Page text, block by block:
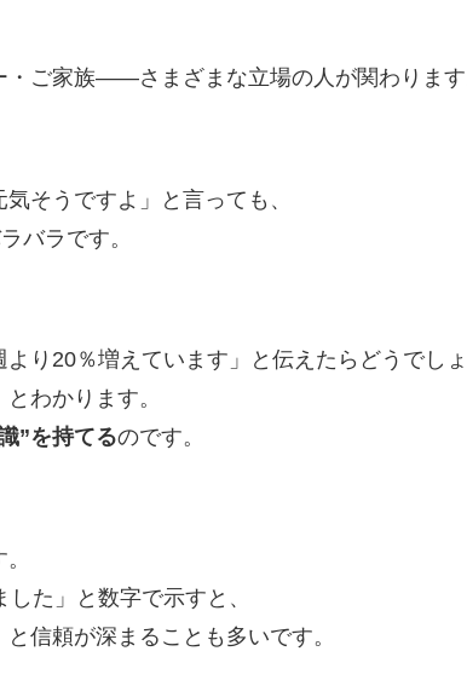
ご家族——さまざまな立場の人が関わります
そうですよ」と言っても、
バラです。
り20％増えています」と伝えたらどうでしょ
わかります。
”を持てるのです。
た」と数字で示すと、
信頼が深まることも多いです。